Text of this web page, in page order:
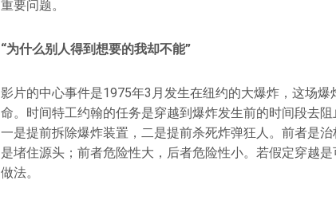
重要问题。
“为什么别人得到想要的我却不能”
影片的中心事件是1975年3月发生在纽约的大爆炸，这场
命。时间特工约翰的任务是穿越到爆炸发生前的时间段去
一是提前拆除爆炸装置，二是提前杀死炸弹狂人。前者是
是堵住源头；前者危险性大，后者危险性小。若假定穿越
做法。